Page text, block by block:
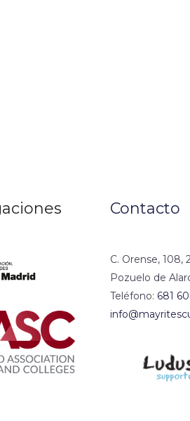
Contacto
C. Orense, 108,
Pozuelo de
Teléfono: 681